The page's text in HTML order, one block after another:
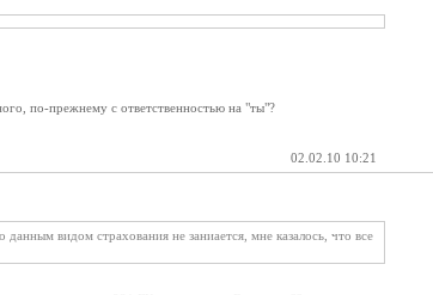
по-прежнему с ответственностью на "ты"?
02.02.10 10:21
видом страхования не заниается, мне казалось, что все